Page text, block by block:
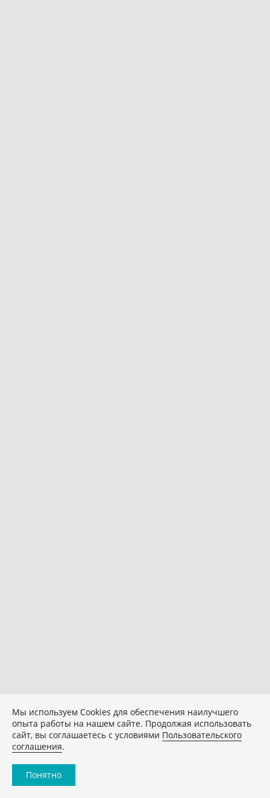
Мы используем Сookies для обеспечения наилучшего
опыта работы на нашем сайте. Продолжая использовать
сайт, вы соглашаетесь с условиями Пользовательского
соглашения.
Понятно